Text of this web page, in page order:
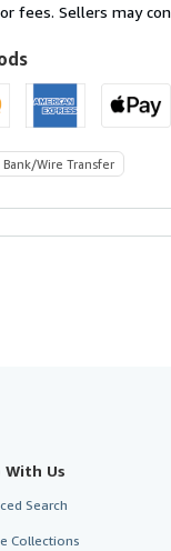
fees. Sellers may
Bank/Wire Transfer
With Us
Search
Collections